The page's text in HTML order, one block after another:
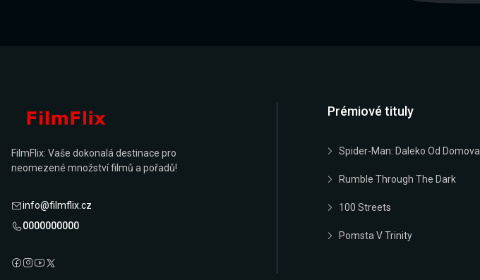
FilmFlix: Vaše dokonalá destinace pro
neomezené množství filmů a pořadů!
info@filmflix.cz
0000000000
Prémiové tituly
Spider-Man: Daleko Od Domova
Rumble Through The Dark
100 Streets
Pomsta V Trinity